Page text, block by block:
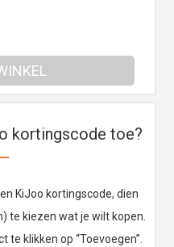
kortingscode toe?
KiJoo kortingscode, dien
te kiezen wat je wilt kopen.
te klikken op “Toevoegen”.